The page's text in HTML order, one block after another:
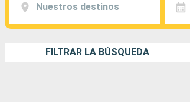
Nuestros destinos
FILTRAR LA BÚSQUEDA